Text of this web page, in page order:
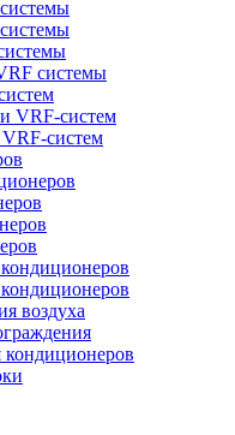
системы
VRF-систем
систем
воздуха
кондиционеров